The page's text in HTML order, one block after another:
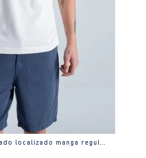
Camiseta estampado localizado manga regular cuello redondo para hombre